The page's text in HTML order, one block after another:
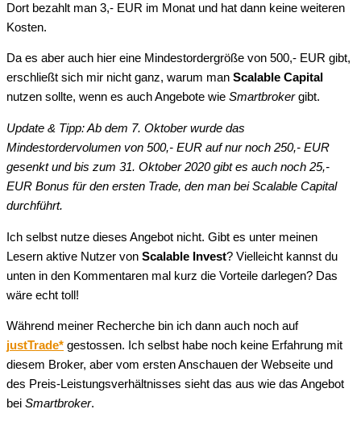
Dort bezahlt man 3,- EUR im Monat und hat dann keine weiteren
Kosten.
Da es aber auch hier eine Mindestordergröße von 500,- EUR gibt,
erschließt sich mir nicht ganz, warum man Scalable Capital
nutzen sollte, wenn es auch Angebote wie Smartbrokergibt.
Update & Tipp: Ab dem 7. Oktober wurde das
Mindestordervolumen von 500,- EUR auf nur noch 250,- EUR
gesenkt und bis zum 31. Oktober 2020 gibt es auch noch 25,-
EUR Bonus für den ersten Trade, den man bei Scalable Capital
durchführt.
Ich selbst nutze dieses Angebot nicht. Gibt es unter meinen
Lesern aktive Nutzer von Scalable Invest? Vielleicht kannst du
unten in den Kommentaren mal kurz die Vorteile darlegen? Das
wäre echt toll!
Während meiner Recherche bin ich dann auch noch auf
justTrade* gestossen. Ich selbst habe noch keine Erfahrung mit
diesem Broker, aber vom ersten Anschauen der Webseite und
des Preis-Leistungsverhältnisses sieht das aus wie das Angebot
bei Smartbroker.